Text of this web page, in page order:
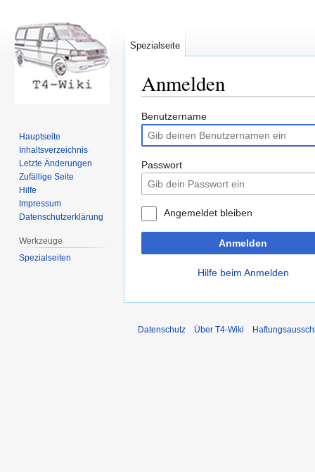
Anmelden
Zur
Navigation
springen
Zur
Suche
springen
Benutzername
Passwort
Angemeldet bleiben
Anmelden
Hilfe beim Anmelden
Spezialseite
Hauptseite
Inhaltsverzeichnis
Letzte Änderungen
Zufällige Seite
Hilfe
Impressum
Datenschutzerklärung
Werkzeuge
Spezialseiten
Datenschutz Über T4-Wiki